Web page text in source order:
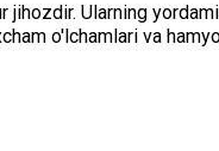
Ularning
o'lchamlari va